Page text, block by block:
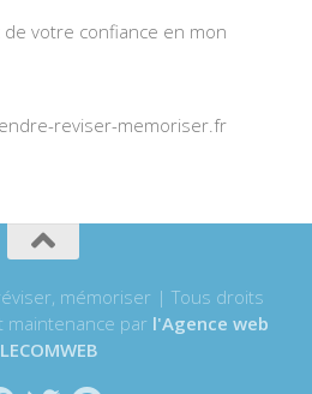
votre confiance en mon
reviser-memoriser.fr
mémoriser | Tous droits
par l'Agence web